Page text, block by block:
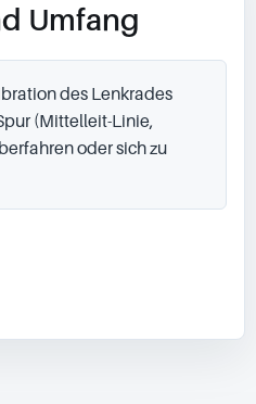
Umfang
des Lenkrades
(Mittelleit-Linie,
oder sich zu